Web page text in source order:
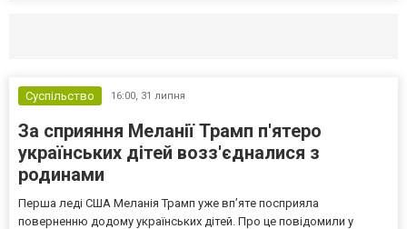
Суспільство 16:00, 31 липня
За сприяння Меланії Трамп п'ятеро
українських дітей возз'єдналися з
родинами
Перша леді США Меланія Трамп уже впʼяте посприяла
поверненню додому українських дітей. Про це повідомили у